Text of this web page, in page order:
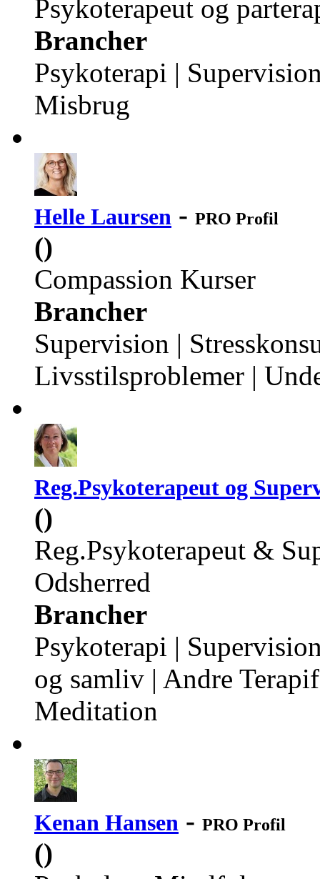
Psykoterapeut og
Brancher
Psykoterapi |
Misbrug
Helle Laursen - PRO Profil
()
Compassion Kurser
Brancher
Supervision |
Livsstilsproblemer |
Reg.Psykoterapeut og
()
Reg.Psykoterapeut &
Odsherred
Brancher
Psykoterapi |
og samliv | Andre
Meditation
Kenan Hansen - PRO Profil
()